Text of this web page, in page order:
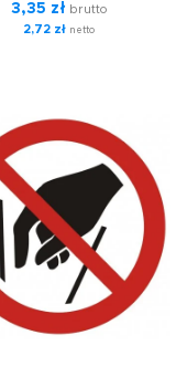
3,35 zł brutto
2,72 złnetto